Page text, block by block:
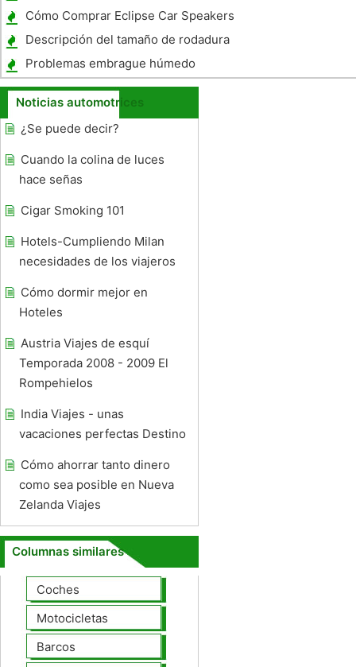
un Toyota Camry 1998
Cómo Comprar Eclipse Car Speakers
Descripción del tamaño de rodadura
intercambiables
Problemas embrague húmedo
Noticias automotrices
¿Se puede decir?
Cuando la colina de luces
hace señas
Cigar Smoking 101
Hotels-Cumpliendo Milan
necesidades de los viajeros
Cómo dormir mejor en
Hoteles
Austria Viajes de esquí
Temporada 2008 - 2009 El
Rompehielos
India Viajes - unas
vacaciones perfectas Destino
Cómo ahorrar tanto dinero
como sea posible en Nueva
Zelanda Viajes
Columnas similares
Coches
Motocicletas
Barcos